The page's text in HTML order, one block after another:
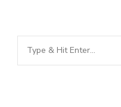
Looking
for